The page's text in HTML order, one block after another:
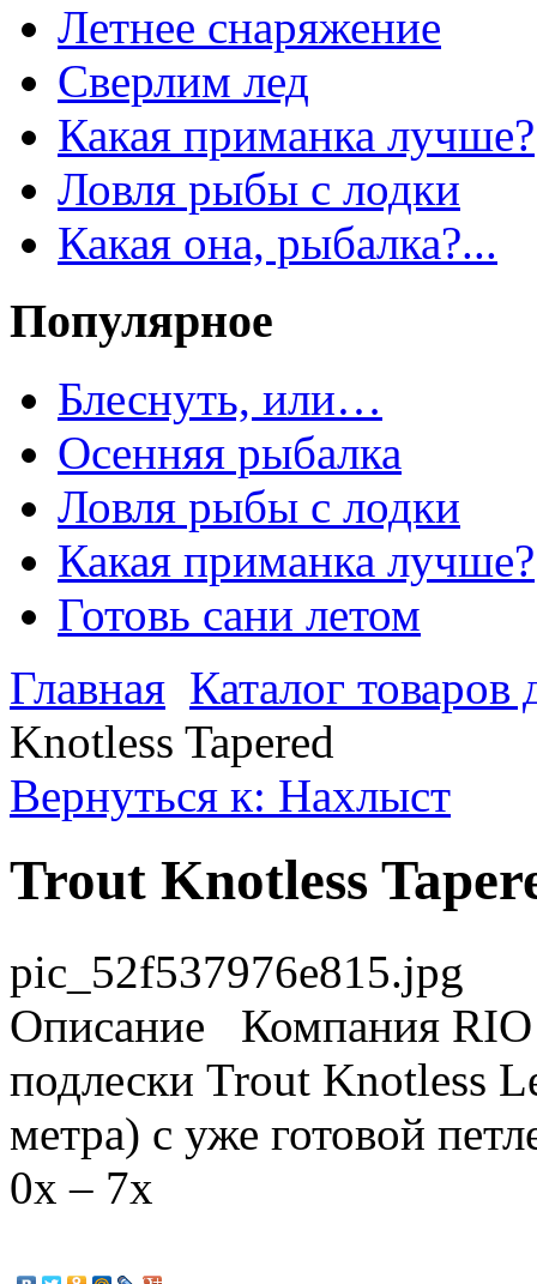
Летнее снаряжение
Сверлим лед
Какая приманка лучше?
Ловля рыбы с лодки
Какая она, рыбалка?...
Популярное
Блеснуть, или…
Осенняя рыбалка
Ловля рыбы с лодки
Какая приманка лучше?
Готовь сани летом
Главная Каталог
Knotless Tapered
Вернуться к: Нахлыст
Trout Knotless
pic_52f537976e815.jpg
Описание Компания RIO
подлески Trout Knotless
метра) с уже готовой
0x – 7x